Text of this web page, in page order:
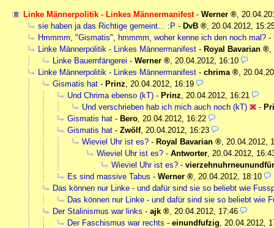
Linke Männerpolitik - Linkes Männermanifest- Werner
sie haben ja das Richtige gemeint... :P - DvB
20.04.2012,
Hmmmm, "Gismatis", hmmmm, woher kenne ich den noch mal? -
Linke Männerpolitik - Linkes Männermanifest - Royal Bavarian
Linke Bauernfängerei - Werner
20.04.2012, 16:10
Linke Männerpolitik - Linkes Männermanifest - chrima
Gismatis hat - Prinz
20.04.2012, 16:19
Und Chrima ebenso (kT) - Prinz
20.04.2012, 16:21
Und verschrieben hab ich mich auch noch (kT)
-
Gismatis hat - Bero 20.04.2012, 16:22
Gismatis hat - Zwölf, 20.04.2012, 16:23
Wieviel Uhr ist es? - Royal Bavarian
20.04.2012,
Wieviel Uhr ist es? - Antworter 20.04.2012,
Wieviel Uhr ist es? -
Es sind massive Tabus - Werner
20.04.2012, 18:10
Das können nur Linke - und dafür sind sie so beliebt wie
Das können nur Linke - und dafür sind sie so beliebt wie
Der Stalinismus war links - ajk
20.04.2012, 17:46
Der Faschismus war rechts - einundfufzig
20.04.2012,